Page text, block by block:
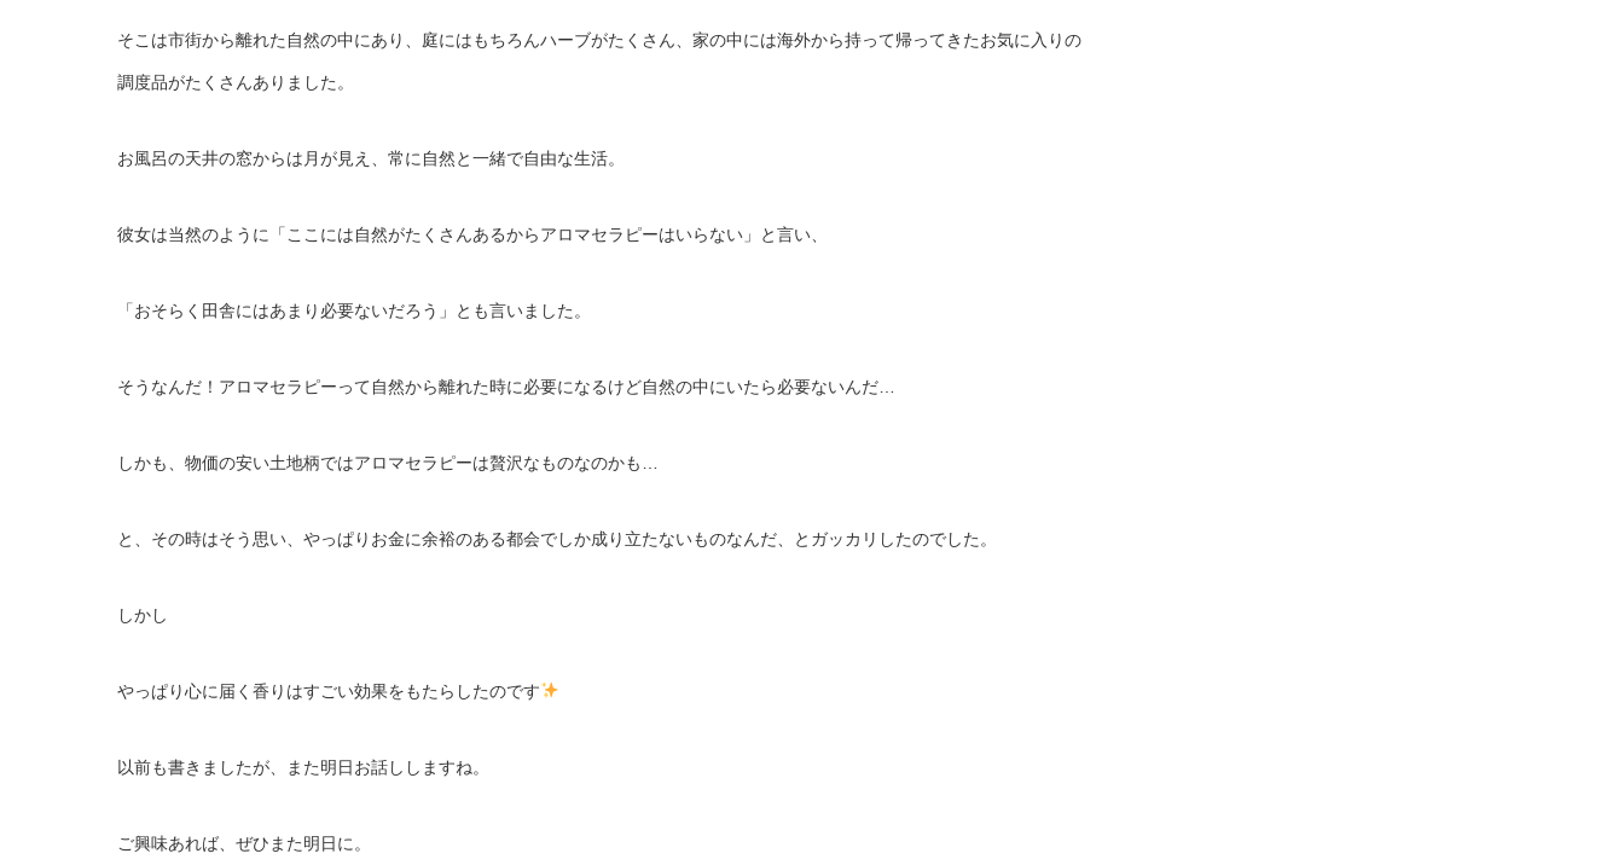
そこは市街から離れた自然の中にあり、庭にはもちろんハーブがたくさん、家の中には海外から持って帰ってきたお気に入りの
調度品がたくさんありました。
お風呂の天井の窓からは月が見え、常に自然と一緒で自由な生活。
彼女は当然のように「ここには自然がたくさんあるからアロマセラピーはいらない」と言い、
「おそらく田舎にはあまり必要ないだろう」とも言いました。
そうなんだ！アロマセラピーって自然から離れた時に必要になるけど自然の中にいたら必要ないんだ…
しかも、物価の安い土地柄ではアロマセラピーは贅沢なものなのかも…
と、その時はそう思い、やっぱりお金に余裕のある都会でしか成り立たないものなんだ、とガッカリしたのでした。
しかし
やっぱり心に届く香りはすごい効果をもたらしたのです
以前も書きましたが、また明日お話ししますね。
ご興味あれば、ぜひまた明日に。